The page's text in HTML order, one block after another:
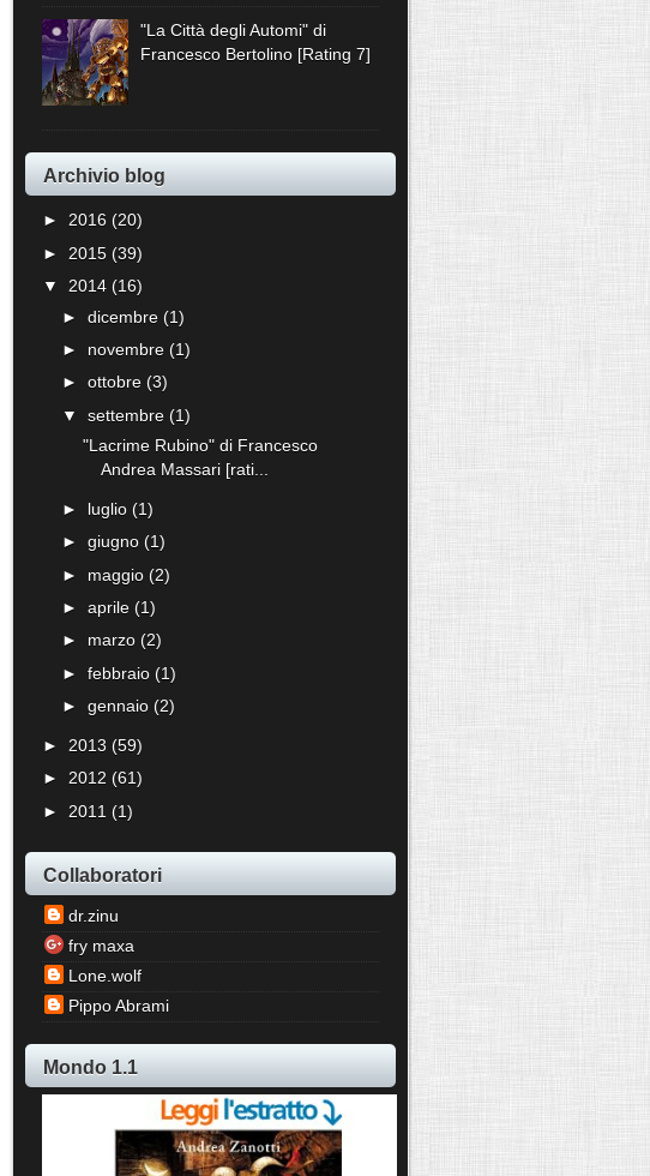
"La Città degli Automi" di
Francesco Bertolino [Rating 7]
Archivio blog
► 2016 (20)
► 2015 (39)
▼ 2014 (16)
►dicembre(1)
► novembre(1)
►ottobre(3)
▼settembre(1)
"Lacrime Rubino" di Francesco
Andrea Massari [rati...
► luglio(1)
►giugno(1)
► maggio(2)
►aprile(1)
► marzo(2)
►febbraio(1)
►gennaio(2)
► 2013 (59)
► 2012 (61)
► 2011 (1)
Collaboratori
dr.zinu
fry maxa
Lone.wolf
Pippo Abrami
Mondo 1.1